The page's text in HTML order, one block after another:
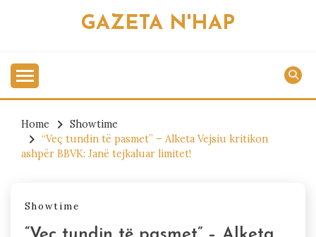
GAZETA N'HAP
Home
Showtime
“Veç tundin të pasmet” – Alketa Vejsiu kritikon
ashpër BBVK: Janë tejkaluar limitet!
Showtime